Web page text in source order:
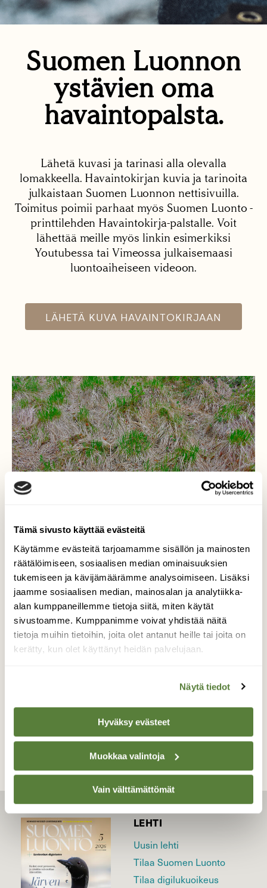
Tämä sivusto käyttää evästeitä
Käytämme evästeitä tarjoamamme sisällön ja mainosten
räätälöimiseen, sosiaalisen median ominaisuuksien
tukemiseen ja kävijämäärämme analysoimiseen. Lisäksi
jaamme sosiaalisen median, mainosalan ja analytiikka-
alan kumppaneillemme tietoja siitä, miten käytät
sivustoamme. Kumppanimme voivat yhdistää näitä
tietoja muihin tietoihin, joita olet antanut heille tai joita on
kerätty, kun olet käyttänyt heidän palvelujaan.
Näytä tiedot
Hyväksy evästeet
Muokkaa valintoja
Vain välttämättömät
Suomen Luonnon
ystävien oma
havaintopalsta.
Lähetä kuvasi ja tarinasi alla olevalla
lomakkeella. Havaintokirjan kuvia ja tarinoita
julkaistaan Suomen Luonnon nettisivuilla.
Toimitus poimii parhaat myös Suomen Luonto -
printtilehden Havaintokirja-palstalle. Voit
lähettää meille myös linkin esimerkiksi
Youtubessa tai Vimeossa julkaisemaasi
luontoaiheiseen videoon.
LÄHETÄ KUVA HAVAINTOKIRJAAN
Suo heinää
Paljon vanhaa ja hiukan uutta.
Valokuvaaja: Reijo Juurinen, Nuuksion
TAKAISIN LISTAAN
LEHTI
Uusin lehti
Tilaa Suomen Luonto
Tilaa digilukuoikeus